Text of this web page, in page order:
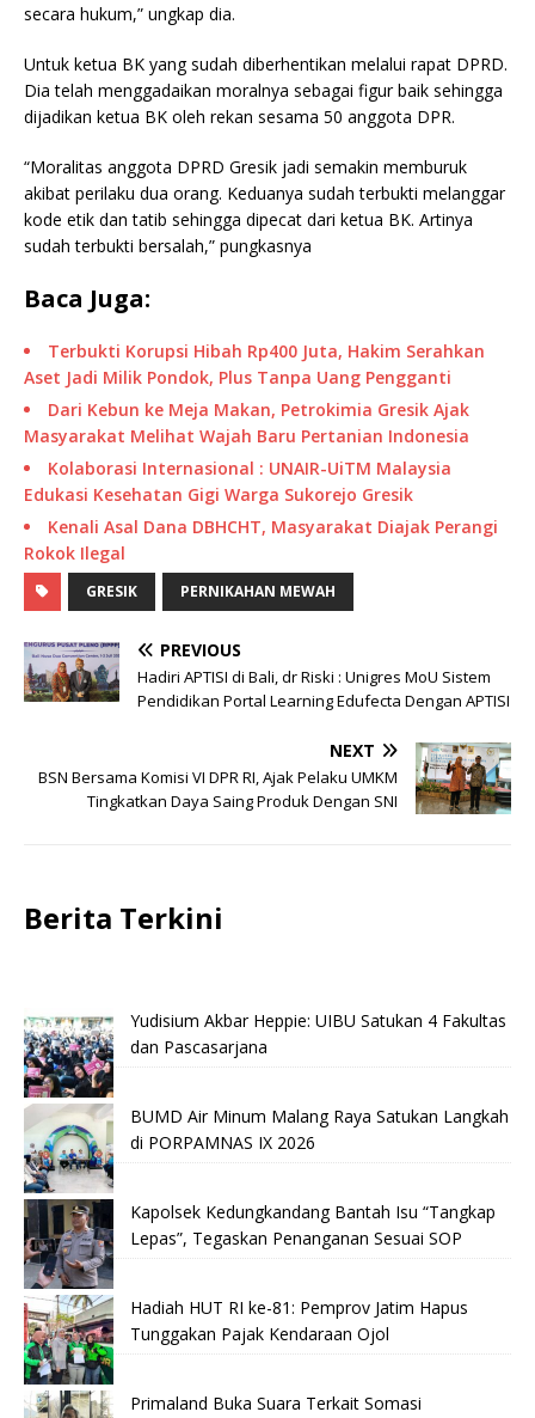
secara hukum,” ungkap dia.
Untuk ketua BK yang sudah diberhentikan melalui rapat DPRD.
Dia telah menggadaikan moralnya sebagai figur baik sehingga
dijadikan ketua BK oleh rekan sesama 50 anggota DPR.
“Moralitas anggota DPRD Gresik jadi semakin memburuk
akibat perilaku dua orang. Keduanya sudah terbukti melanggar
kode etik dan tatib sehingga dipecat dari ketua BK. Artinya
sudah terbukti bersalah,” pungkasnya
Baca Juga:
Terbukti Korupsi Hibah Rp400 Juta, Hakim Serahkan
Aset Jadi Milik Pondok, Plus Tanpa Uang Pengganti
Dari Kebun ke Meja Makan, Petrokimia Gresik Ajak
Masyarakat Melihat Wajah Baru Pertanian Indonesia
Kolaborasi Internasional : UNAIR-UiTM Malaysia
Edukasi Kesehatan Gigi Warga Sukorejo Gresik
Kenali Asal Dana DBHCHT, Masyarakat Diajak Perangi
Rokok Ilegal
GRESIK PERNIKAHAN MEWAH
PREVIOUS
Hadiri APTISI di Bali, dr Riski : Unigres MoU Sistem
Pendidikan Portal Learning Edufecta Dengan APTISI
NEXT
BSN Bersama Komisi VI DPR RI, Ajak Pelaku UMKM
Tingkatkan Daya Saing Produk Dengan SNI
Berita Terkini
Yudisium Akbar Heppie: UIBU Satukan 4 Fakultas
dan Pascasarjana
BUMD Air Minum Malang Raya Satukan Langkah
di PORPAMNAS IX 2026
Kapolsek Kedungkandang Bantah Isu “Tangkap
Lepas”, Tegaskan Penanganan Sesuai SOP
Hadiah HUT RI ke-81: Pemprov Jatim Hapus
Tunggakan Pajak Kendaraan Ojol
Primaland Buka Suara Terkait Somasi